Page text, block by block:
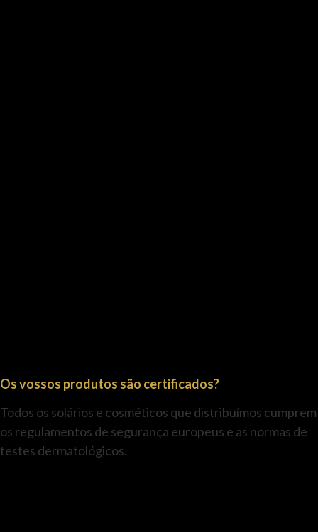
Os vossos produtos são certificados?
Todos os solários e cosméticos que distribuímos cumprem
os regulamentos de segurança europeus e as normas de
testes dermatológicos.